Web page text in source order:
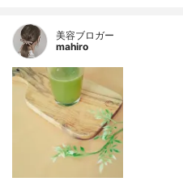
美容ブロガー
mahiro